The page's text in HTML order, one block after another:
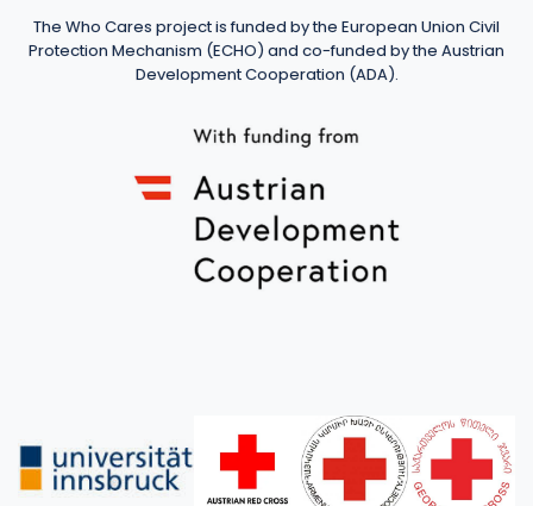
The Who Cares project is funded by the European Union Civil
Protection Mechanism (ECHO) and co-funded by the Austrian
Development Cooperation (ADA).